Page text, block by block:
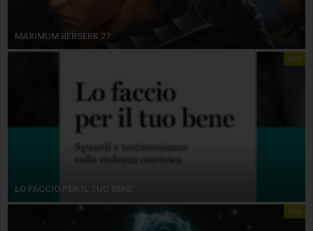
MAXIMUM BERSERK 27
libri
LO FACCIO PER IL TUO BENE
libri